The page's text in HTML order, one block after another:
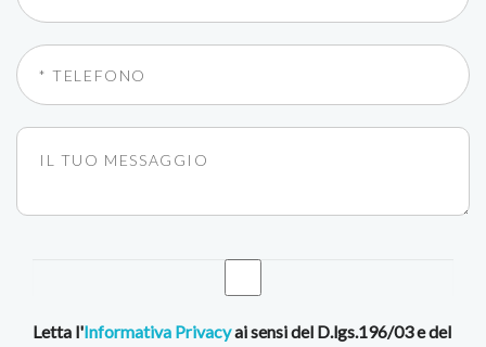
Letta l'Informativa Privacyai sensi del D.lgs.196/03 e del